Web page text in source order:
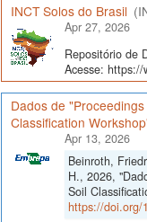
INCT Solos do Brasil
Apr 27, 2026
Repositório de
Acesse: https://
Dados de
Classification
Apr 13, 2026
Beinroth,
H., 2026,
Soil
https://doi.org/